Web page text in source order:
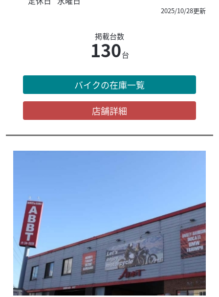
2025/10/28更新
掲載台数
130台
バイクの在庫一覧
店舗詳細